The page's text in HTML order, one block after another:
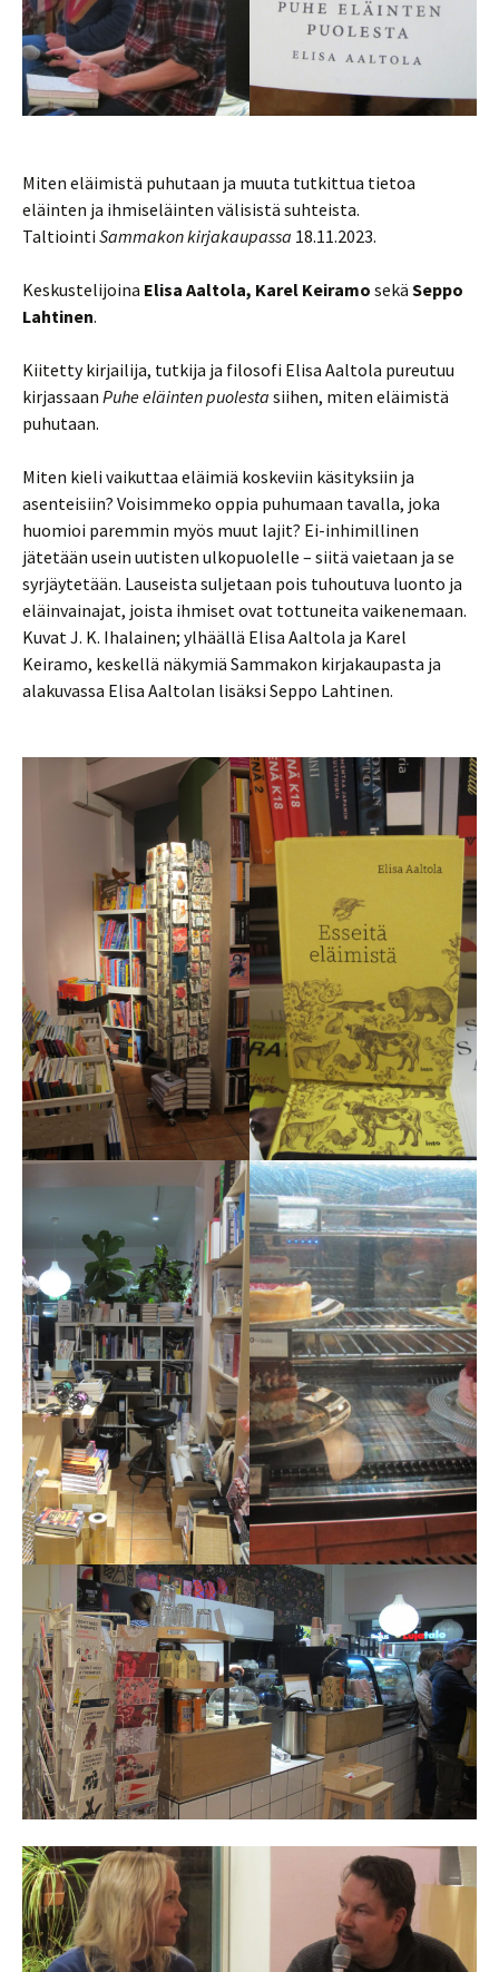
Miten eläimistä puhutaan ja muuta tutkittua tietoa
eläinten ja ihmiseläinten välisistä suhteista.
Taltiointi Sammakon kirjakaupassa 18.11.2023.
Keskustelijoina Elisa Aaltola, Karel Keiramo sekä Seppo
Lahtinen.
Kiitetty kirjailija, tutkija ja filosofi Elisa Aaltola pureutuu
kirjassaan Puhe eläinten puolesta siihen, miten eläimistä
puhutaan.
Miten kieli vaikuttaa eläimiä koskeviin käsityksiin ja
asenteisiin? Voisimmeko oppia puhumaan tavalla, joka
huomioi paremmin myös muut lajit? Ei-inhimillinen
jätetään usein uutisten ulkopuolelle – siitä vaietaan ja se
syrjäytetään. Lauseista suljetaan pois tuhoutuva luonto ja
eläinvainajat, joista ihmiset ovat tottuneita vaikenemaan.
Kuvat J. K. Ihalainen; ylhäällä Elisa Aaltola ja Karel
Keiramo, keskellä näkymiä Sammakon kirjakaupasta ja
alakuvassa Elisa Aaltolan lisäksi Seppo Lahtinen.